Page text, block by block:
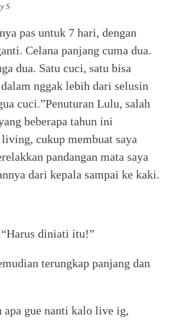
S
pas untuk 7 hari, dengan
Celana panjang cuma dua.
dua. Satu cuci, satu bisa
nggak lebih dari selusin
cuci.”Penuturan Lulu, salah
beberapa tahun ini
cukup membuat saya
pandangan mata saya
dari kepala sampai ke kaki.
diniati itu!”
terungkap panjang dan
apa gue nanti kalo live ig,